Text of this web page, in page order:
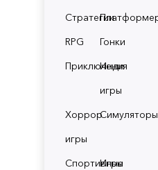
Стратегии
RPG
Гонки
Приключения
Инди
игры
Хоррор
игры
Симуляторы
Спортивные
Игры